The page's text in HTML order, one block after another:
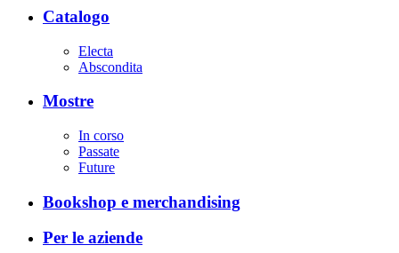
Catalogo
Electa
Abscondita
Mostre
In corso
Passate
Future
Bookshop e merchandising
Per le aziende